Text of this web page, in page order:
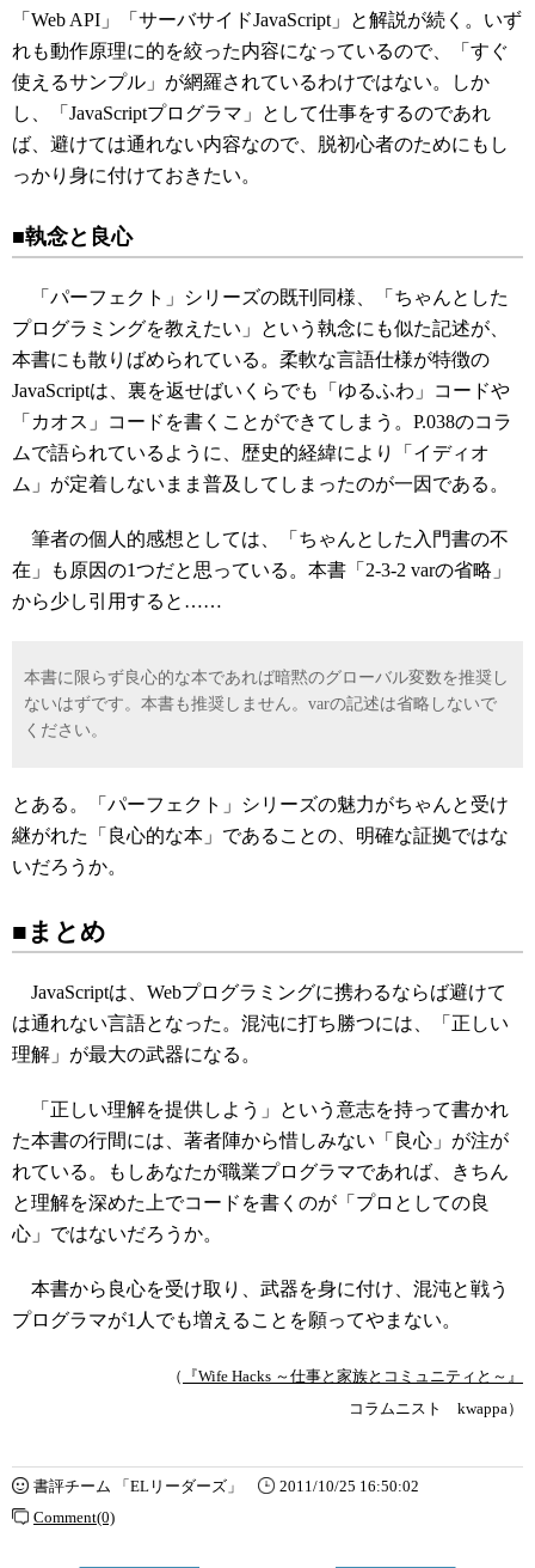
「Web API」「サーバサイドJavaScript」と解説が続く。いず
れも動作原理に的を絞った内容になっているので、「すぐ
使えるサンプル」が網羅されているわけではない。しか
し、「JavaScriptプログラマ」として仕事をするのであれ
ば、避けては通れない内容なので、脱初心者のためにもし
っかり身に付けておきたい。
■執念と良心
「パーフェクト」シリーズの既刊同様、「ちゃんとした
プログラミングを教えたい」という執念にも似た記述が、
本書にも散りばめられている。柔軟な言語仕様が特徴の
JavaScriptは、裏を返せばいくらでも「ゆるふわ」コードや
「カオス」コードを書くことができてしまう。P.038のコラ
ムで語られているように、歴史的経緯により「イディオ
ム」が定着しないまま普及してしまったのが一因である。
筆者の個人的感想としては、「ちゃんとした入門書の不
在」も原因の1つだと思っている。本書「2-3-2 varの省略」
から少し引用すると……
本書に限らず良心的な本であれば暗黙のグローバル変数を推奨し
ないはずです。本書も推奨しません。varの記述は省略しないで
ください。
とある。「パーフェクト」シリーズの魅力がちゃんと受け
継がれた「良心的な本」であることの、明確な証拠ではな
いだろうか。
■まとめ
JavaScriptは、Webプログラミングに携わるならば避けて
は通れない言語となった。混沌に打ち勝つには、「正しい
理解」が最大の武器になる。
「正しい理解を提供しよう」という意志を持って書かれ
た本書の行間には、著者陣から惜しみない「良心」が注が
れている。もしあなたが職業プログラマであれば、きちん
と理解を深めた上でコードを書くのが「プロとしての良
心」ではないだろうか。
本書から良心を受け取り、武器を身に付け、混沌と戦う
プログラマが1人でも増えることを願ってやまない。
（
『Wife Hacks ～仕事と家族とコミュニティと～』
コラムニスト kwappa）
書評チーム 「ELリーダーズ」
2011/10/25 16:50:02
Comment(0)